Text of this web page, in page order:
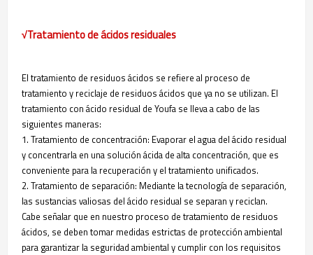
√Tratamiento de ácidos residuales
El tratamiento de residuos ácidos se refiere al proceso de
tratamiento y reciclaje de residuos ácidos que ya no se utilizan. El
tratamiento con ácido residual de Youfa se lleva a cabo de las
siguientes maneras:
1. Tratamiento de concentración: Evaporar el agua del ácido residual
y concentrarla en una solución ácida de alta concentración, que es
conveniente para la recuperación y el tratamiento unificados.
2. Tratamiento de separación: Mediante la tecnología de separación,
las sustancias valiosas del ácido residual se separan y reciclan.
Cabe señalar que en nuestro proceso de tratamiento de residuos
ácidos, se deben tomar medidas estrictas de protección ambiental
para garantizar la seguridad ambiental y cumplir con los requisitos